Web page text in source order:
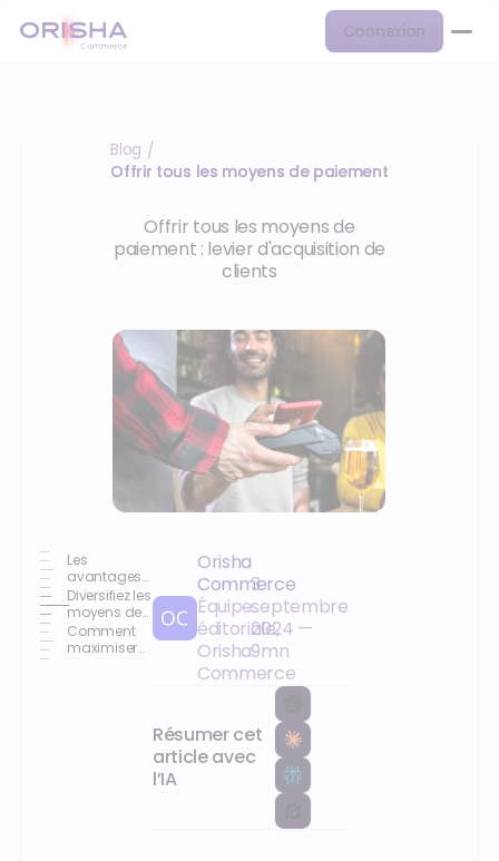
Connexion
Blog /
Offrir tous les moyens de paiement
Offrir tous les moyens de
paiement : levier d'acquisition de
clients
Les
avantages
à offrir
plusieurs
moyens de
paiement
Diversifiez les
moyens de
paiement :
les stratégies
Comment
maximiser
Orisha
Commerce
Équipe
éditoriale,
Orisha
Commerce
3
septembre
2024 —
9mn
Résumer cet
article avec
l’IA